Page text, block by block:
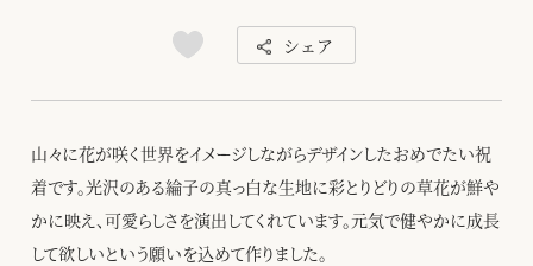
シェア
山々に花が咲く世界をイメージしながらデザインしたおめでたい祝
着です。光沢のある綸子の真っ白な生地に彩とりどりの草花が鮮や
かに映え、可愛らしさを演出してくれています。元気で健やかに成長
して欲しいという願いを込めて作りました。